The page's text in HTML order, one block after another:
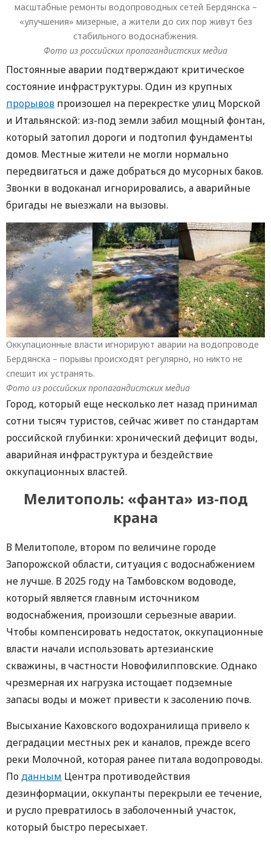
масштабные ремонты водопроводных сетей Бердянска –
«улучшения» мизерные, а жители до сих пор живут без
стабильного водоснабжения.
Фото из российских пропагандистских медиа
Постоянные аварии подтверждают критическое
состояние инфраструктуры. Один из крупных
прорывов произошел на перекрестке улиц Морской
и Итальянской: из-под земли забил мощный фонтан,
который затопил дороги и подтопил фундаменты
домов. Местные жители не могли нормально
передвигаться и даже добраться до мусорных баков.
Звонки в водоканал игнорировались, а аварийные
бригады не выезжали на вызовы.
Оккупационные власти игнорируют аварии на водопроводе
Бердянска – порывы происходят регулярно, но никто не
спешит их устранять.
Фото из российских пропагандистских медиа
Город, который еще несколько лет назад принимал
сотни тысяч туристов, сейчас живет по стандартам
российской глубинки: хронический дефицит воды,
аварийная инфраструктура и бездействие
оккупационных властей.
Мелитополь: «фанта» из-под
крана
В Мелитополе, втором по величине городе
Запорожской области, ситуация с водоснабжением
не лучше. В 2025 году на Тамбовском водоводе,
который является главным источником
водоснабжения, произошли серьезные аварии.
Чтобы компенсировать недостаток, оккупационные
власти начали использовать артезианские
скважины, в частности Новофилипповские. Однако
чрезмерная их нагрузка истощает подземные
запасы воды и может привести к засолению почв.
Высыхание Каховского водохранилища привело к
деградации местных рек и каналов, прежде всего
реки Молочной, которая ранее питала водопроводы.
Поданным Центра противодействия
дезинформации, оккупанты перекрыли ее течение,
и русло превратилось в заболоченный участок,
который быстро пересыхает.